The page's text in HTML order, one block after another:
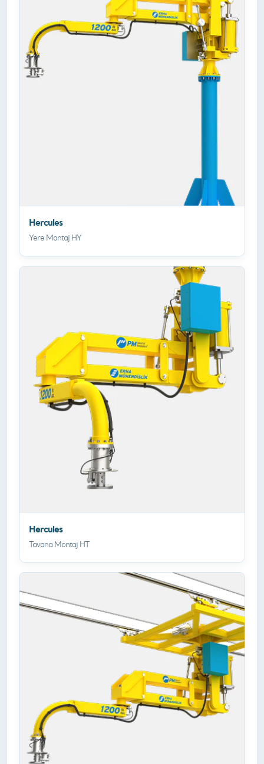
Hercules
Yere Montaj HY
Hercules
Tavana Montaj HT